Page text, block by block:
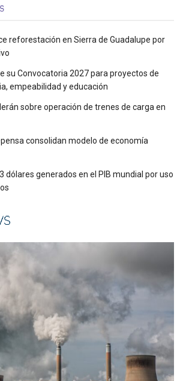
reforestación en Sierra de Guadalupe por
su Convocatoria 2027 para proyectos de
empeabilidad y educación
sobre operación de trenes de carga en
consolidan modelo de economía
dólares generados en el PIB mundial por uso